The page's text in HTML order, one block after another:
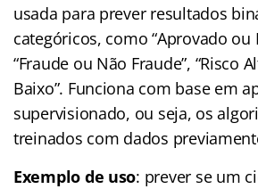
usada para prever resultados
categóricos, como “Aprovado ou
“Fraude ou Não Fraude”, “Risco
Baixo”. Funciona com base em
supervisionado, ou seja, os
treinados com dados
Exemplo de uso: prever se um